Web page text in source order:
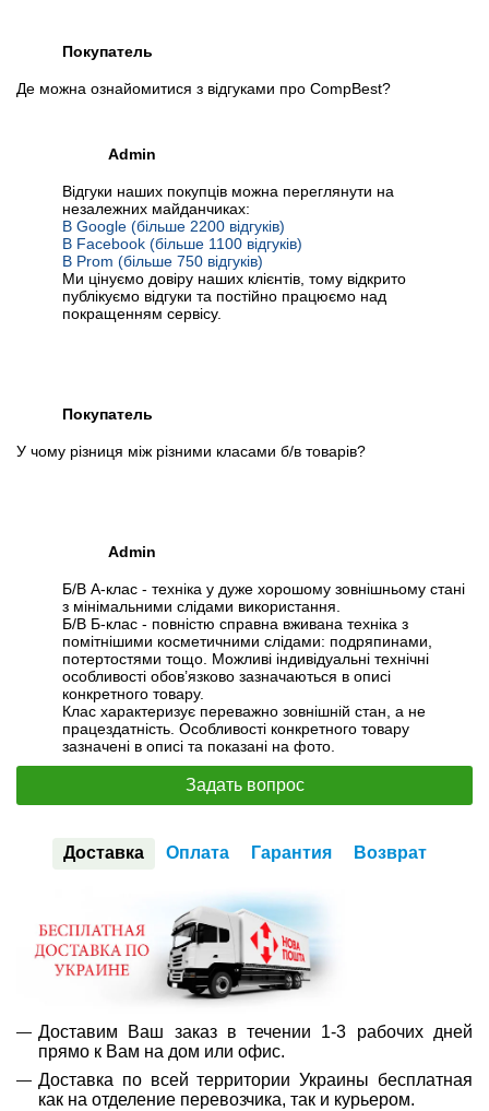
Покупатель
Де можна ознайомитися з відгуками про CompBest?
Admin
Відгуки наших покупців можна переглянути на
незалежних майданчиках:
В Google (більше 2200 відгуків)
В Facebook (більше 1100 відгуків)
В Prom (більше 750 відгуків)
Ми цінуємо довіру наших клієнтів, тому відкрито
публікуємо відгуки та постійно працюємо над
покращенням сервісу.
Покупатель
У чому різниця між різними класами б/в товарів?
Admin
Б/В А-клас - техніка у дуже хорошому зовнішньому стані
з мінімальними слідами використання.
Б/В Б-клас - повністю справна вживана техніка з
помітнішими косметичними слідами: подряпинами,
потертостями тощо. Можливі індивідуальні технічні
особливості обов’язково зазначаються в описі
конкретного товару.
Клас характеризує переважно зовнішній стан, а не
працездатність. Особливості конкретного товару
зазначені в описі та показані на фото.
Задать вопрос
Доставка Оплата Гарантия Возврат
Доставим Ваш заказ в течении 1-3 рабочих дней
прямо к Вам на дом или офис.
Доставка по всей территории Украины бесплатная
как на отделение перевозчика, так и курьером.